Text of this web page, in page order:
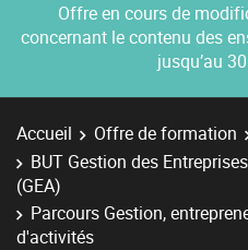
Offre en cours de
concernant le contenu des
jusqu’au
Accueil Offre de formation
BUT Gestion des
(GEA)
Parcours Gestion,
d'activités